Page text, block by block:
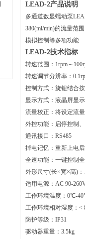
LEAD-2产品说明
多通道数显蠕动泵
380(ml/min)的流量范
模拟控制等多项功能
LEAD-2技术指标
转速范围：1rpm～
转速调节分辨率：
控制方式：旋钮结合
显示方式：液晶屏显
流量校正：将设定流
外控功能：启停控制
通讯接口：RS485
掉电记忆：重新上电
全速功能：一键控制
外形尺寸(长×宽×高)：
适用电源：AC 90-
工作环境温度：0℃-
工作环境相对湿度：<
防护等级：IP31
驱动器重量：3.5kg